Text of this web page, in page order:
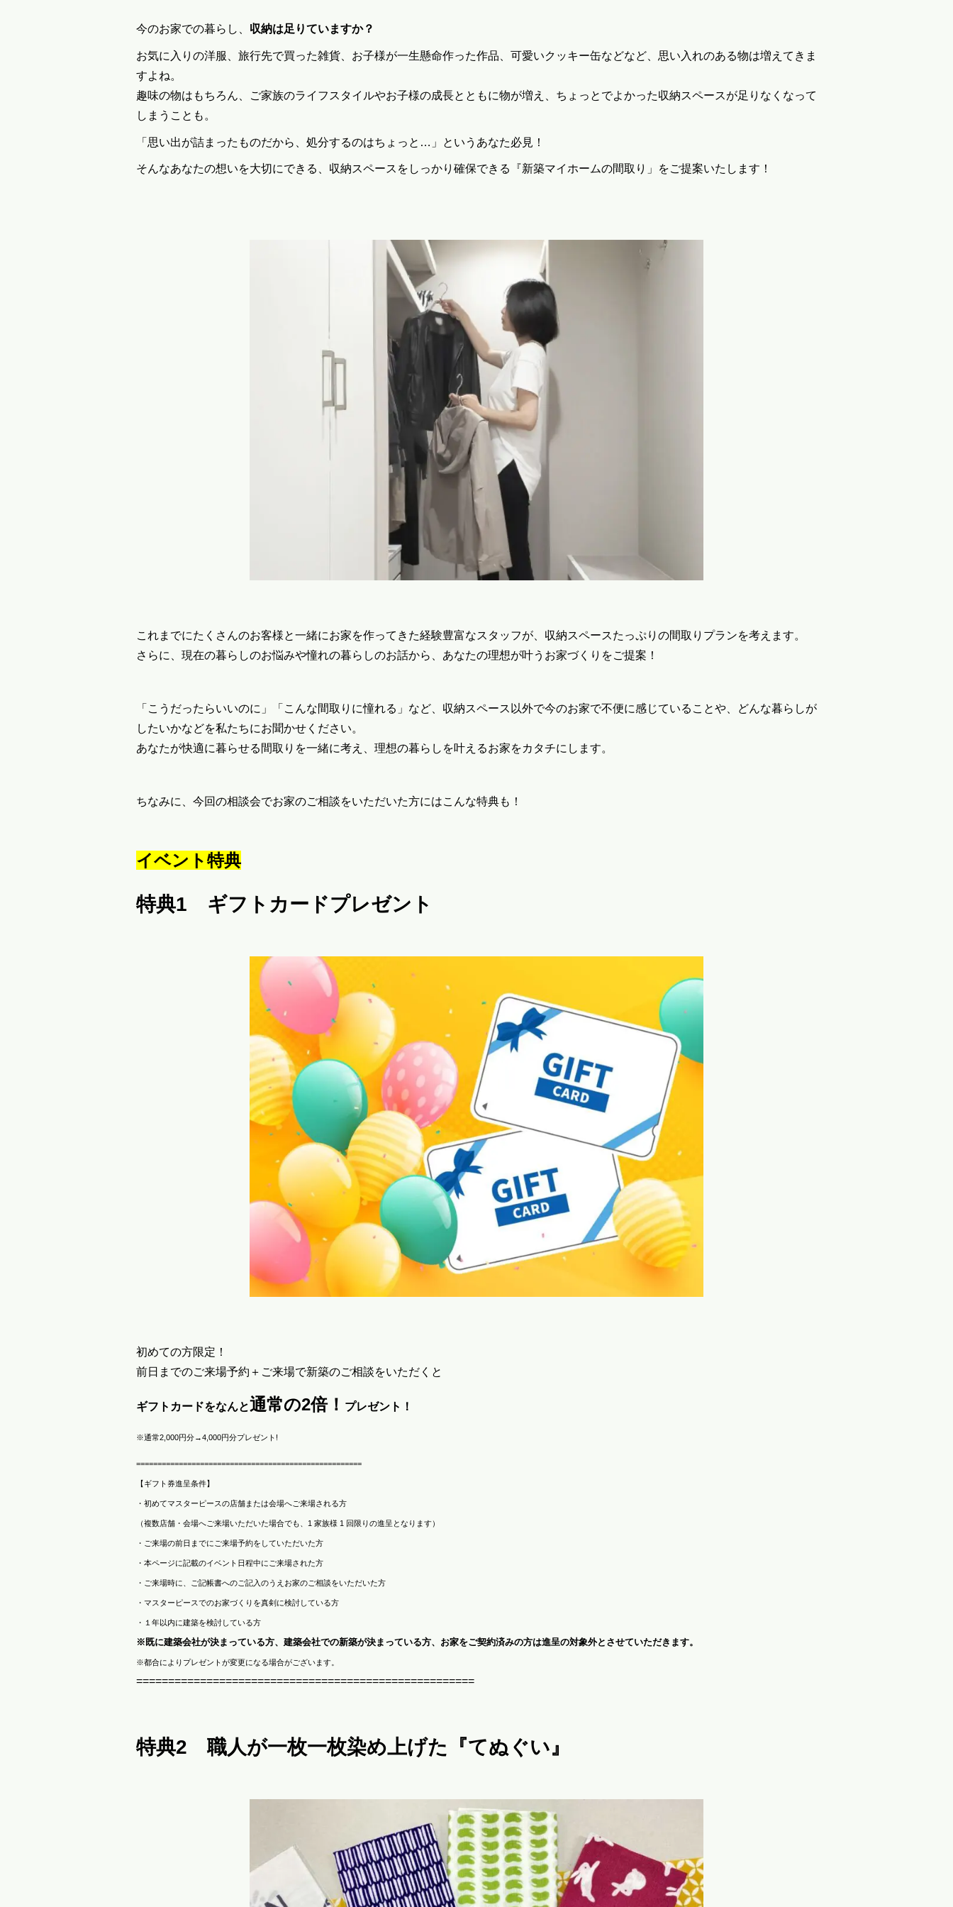
今のお家での暮らし、 収納は足りていますか？
お気に入りの洋服、旅行先で買った雑貨、お子様が一生懸命作った作品、可愛いクッキー缶などなど、思い入れのある物は増えてきま
すよね。
趣味の物はもちろん、ご家族のライフスタイルやお子様の成長とともに物が増え、ちょっとでよかった収納スペースが足りなくなって
しまうことも。
「思い出が詰まったものだから、処分するのはちょっと…」というあなた必見！
そんなあなたの想いを大切にできる、収納スペースをしっかり確保できる『新築マイホームの間取り」をご提案いたします！
これまでにたくさんのお客様と一緒にお家を作ってきた経験豊富なスタッフが、収納スペースたっぷりの間取りプランを考えます。
さらに、現在の暮らしのお悩みや憧れの暮らしのお話から、あなたの理想が叶うお家づくりをご提案！
「こうだったらいいのに」「こんな間取りに憧れる」など、収納スペース以外で今のお家で不便に感じていることや、どんな暮らしが
したいかなどを私たちにお聞かせください。
あなたが快適に暮らせる間取りを一緒に考え、理想の暮らしを叶えるお家をカタチにします。
ちなみに、今回の相談会でお家のご相談をいただいた方にはこんな特典も！
イベント特典
特典1 ギフトカードプレゼント
初めての方限定！
前日までのご来場予約＋ご来場で新築のご相談をいただくと
ギフトカードをなんと通常の2倍！ プレゼント！
※通常2,000円分→4,000円分プレゼント!
=====================================================
【ギフト券進呈条件】
・初めてマスターピースの店舗または会場へご来場される方
（複数店舗・会場へご来場いただいた場合でも、1 家族様 1 回限りの進呈となります）
・ご来場の前日までにご来場予約をしていただいた方
・本ページに記載のイベント日程中にご来場された方
・ご来場時に、ご記帳書へのご記入のうえお家のご相談をいただいた方
・マスターピースでのお家づくりを真剣に検討している方
・１年以内に建築を検討している方
※既に建築会社が決まっている方、建築会社での新築が決まっている方、お家をご契約済みの方は進呈の対象外とさせていただきます。
※都合によりプレゼントが変更になる場合がございます。
=====================================================
特典2 職人が一枚一枚染め上げた『てぬぐい』